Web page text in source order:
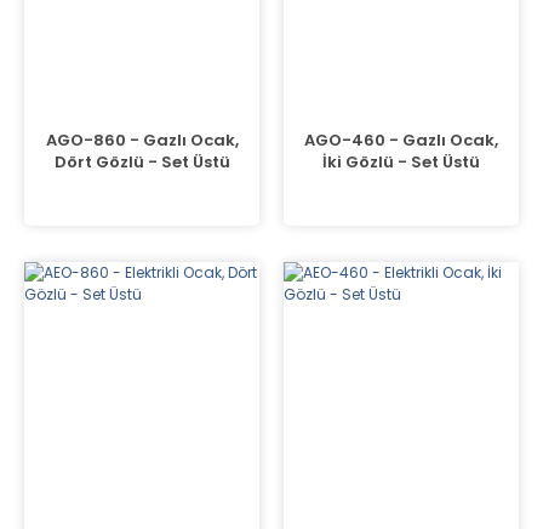
AGO-860 - Gazlı Ocak,
Dört Gözlü - Set Üstü
AGO-460 - Gazlı Ocak,
İki Gözlü - Set Üstü